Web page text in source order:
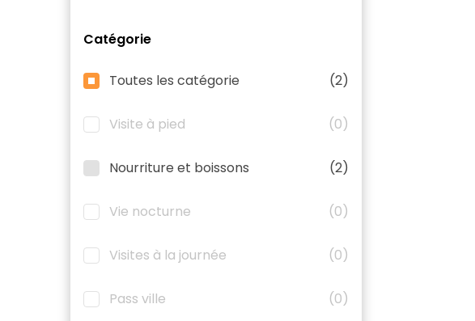
Catégorie
Toutes les catégorie (2)
Visite à pied (0)
Nourriture et boissons (2)
Vie nocturne (0)
Visites à la journée (0)
Pass ville (0)